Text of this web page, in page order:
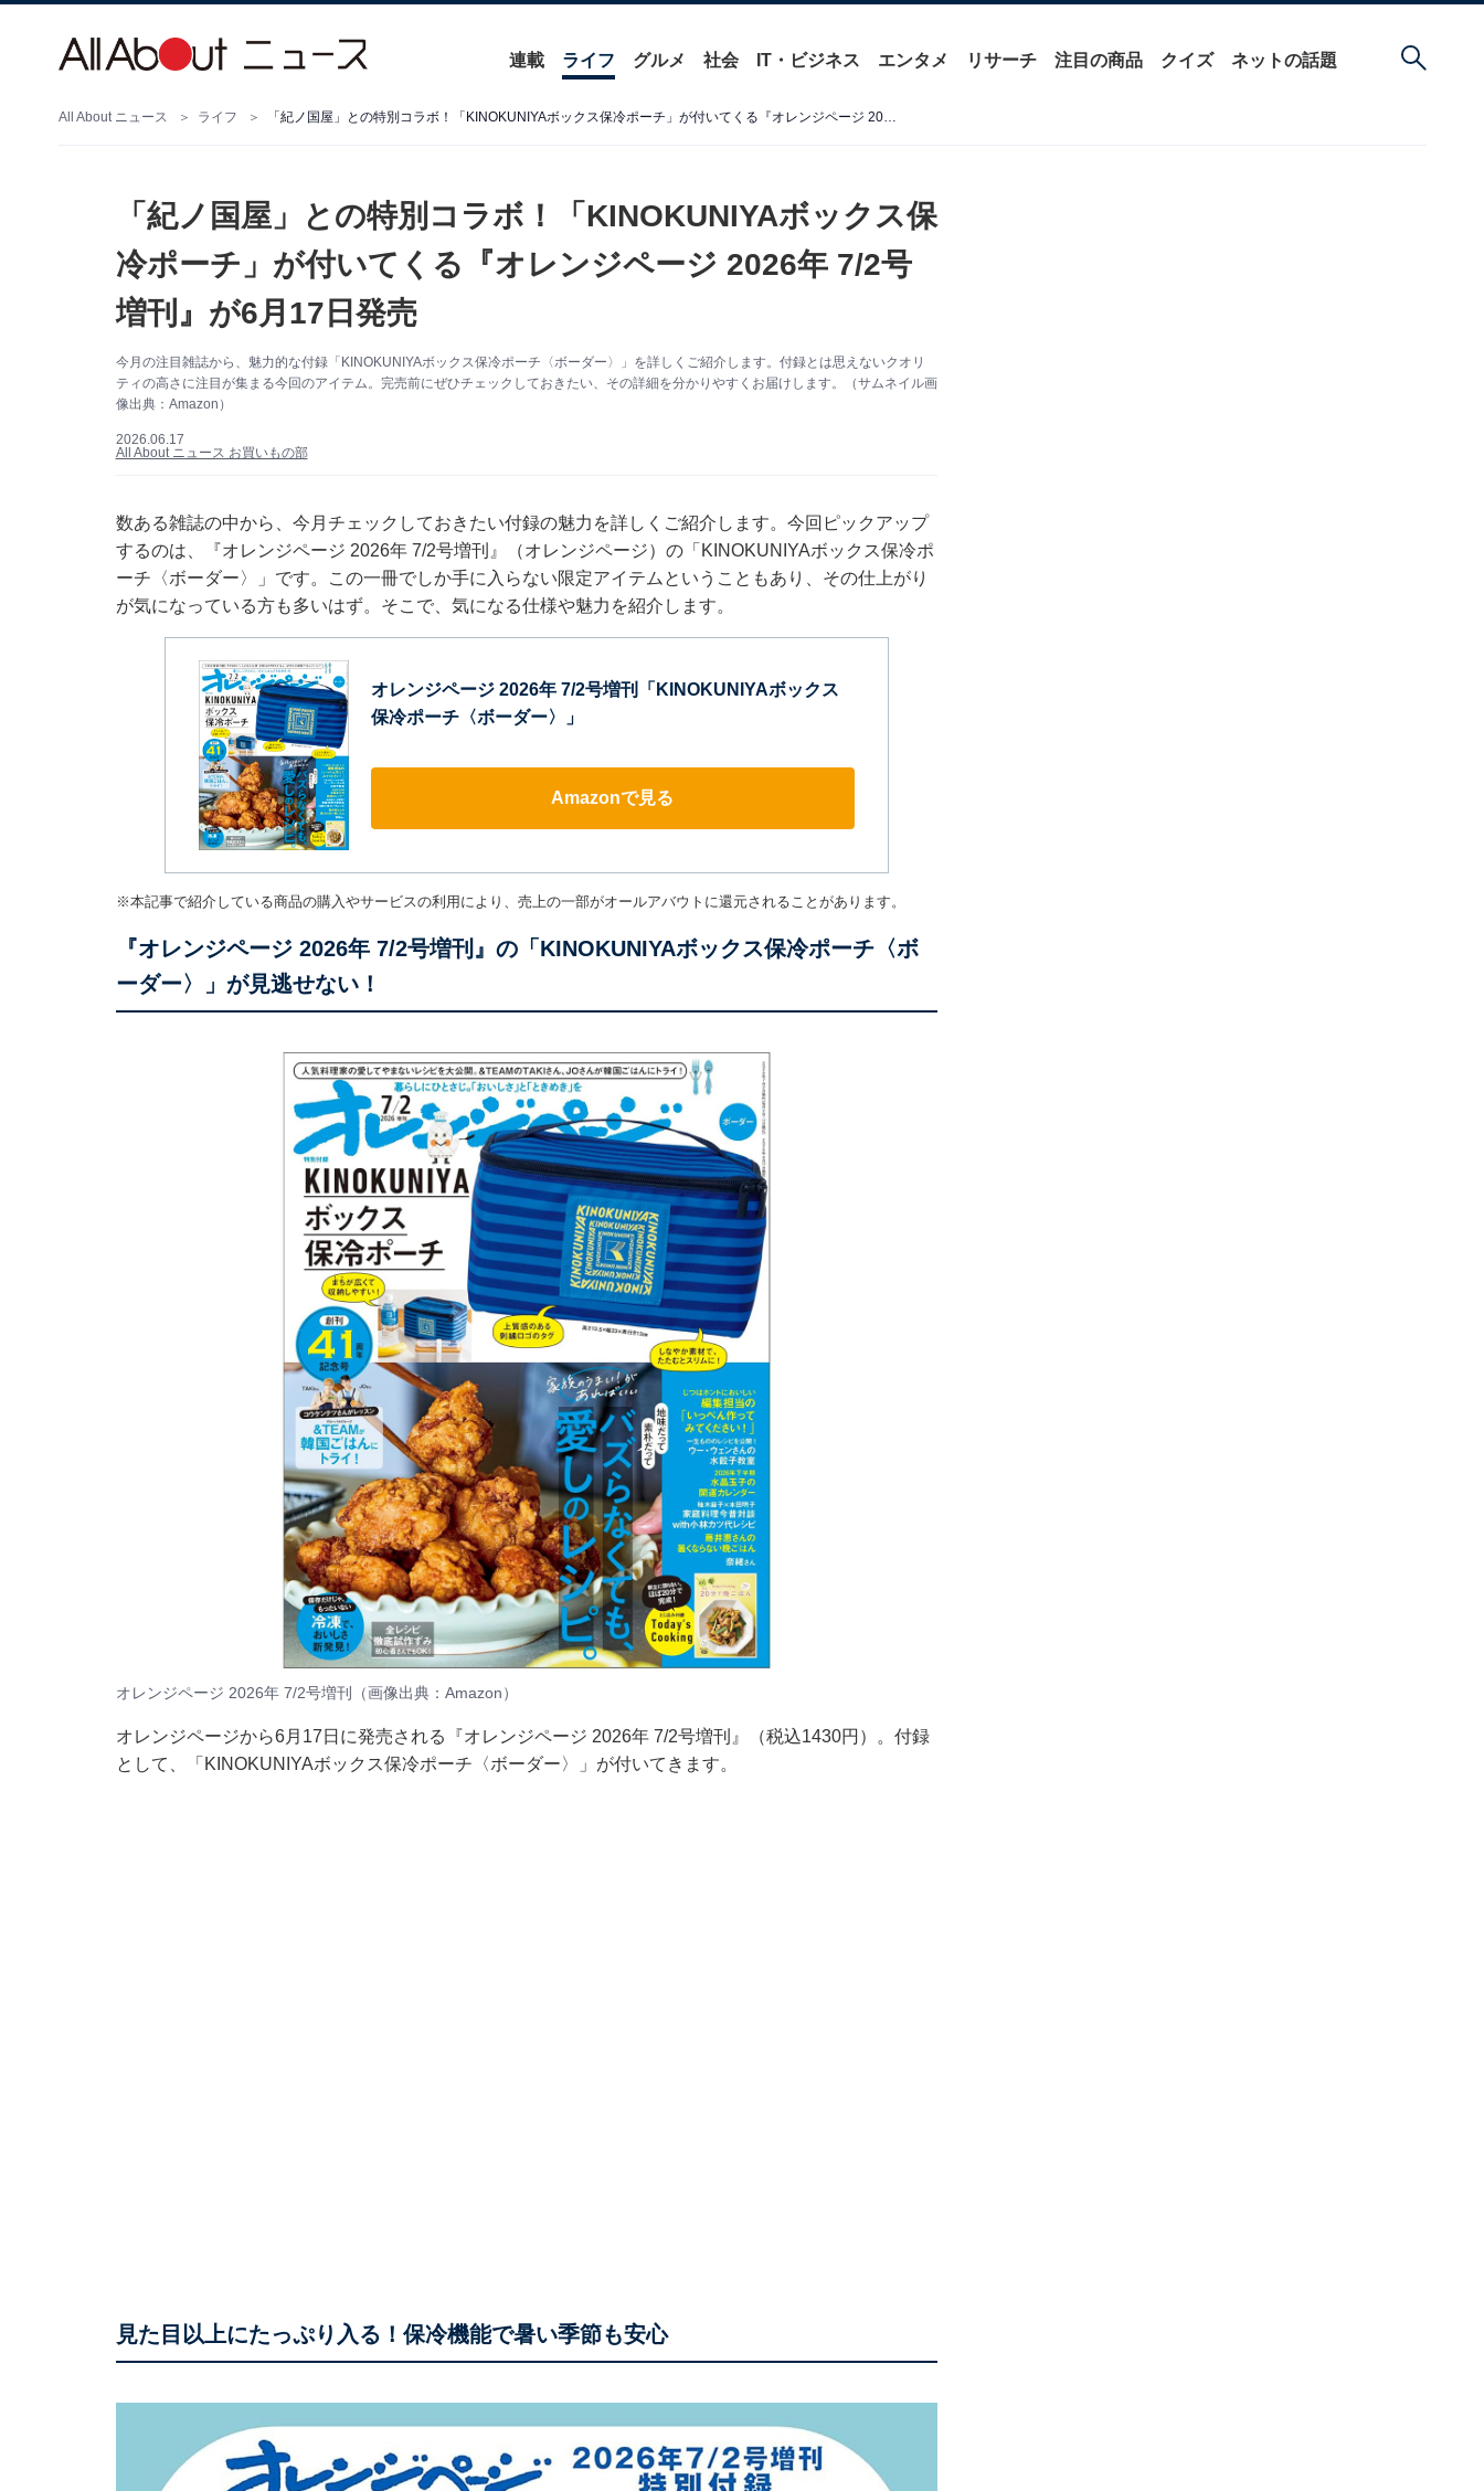
連載 ライフ グルメ 社会 IT・ビジネス エンタメ リサーチ 注目の商品 クイズ ネットの話題
All About ニュース ライフ 「紀ノ国屋」との特別コラボ！「KINOKUNIYAボックス保冷ポーチ」が付いてくる『オレンジページ 2026年 7/2号増刊』が6月17日発売
「紀ノ国屋」との特別コラボ！「KINOKUNIYAボックス保
冷ポーチ」が付いてくる『オレンジページ 2026年 7/2号
増刊』が6月17日発売
今月の注目雑誌から、魅力的な付録「KINOKUNIYAボックス保冷ポーチ〈ボーダー〉」を詳しくご紹介します。付録とは思えないクオリ
ティの高さに注目が集まる今回のアイテム。完売前にぜひチェックしておきたい、その詳細を分かりやすくお届けします。（サムネイル画
像出典：Amazon）
2026.06.17
All About ニュース お買いもの部
数ある雑誌の中から、今月チェックしておきたい付録の魅力を詳しくご紹介します。今回ピックアップ
するのは、『オレンジページ 2026年 7/2号増刊』（オレンジページ）の「KINOKUNIYAボックス保冷ポ
ーチ〈ボーダー〉」です。この一冊でしか手に入らない限定アイテムということもあり、その仕上がり
が気になっている方も多いはず。そこで、気になる仕様や魅力を紹介します。
オレンジページ 2026年 7/2号増刊「KINOKUNIYAボックス
保冷ポーチ〈ボーダー〉」
Amazonで見る
※本記事で紹介している商品の購入やサービスの利用により、売上の一部がオールアバウトに還元されることがあります。
『オレンジページ 2026年 7/2号増刊』の「KINOKUNIYAボックス保冷ポーチ〈ボ
ーダー〉」が見逃せない！
オレンジページ 2026年 7/2号増刊（画像出典：Amazon）
オレンジページから6月17日に発売される『オレンジページ 2026年 7/2号増刊』（税込1430円）。付録
として、「KINOKUNIYAボックス保冷ポーチ〈ボーダー〉」が付いてきます。
見た目以上にたっぷり入る！保冷機能で暑い季節も安心